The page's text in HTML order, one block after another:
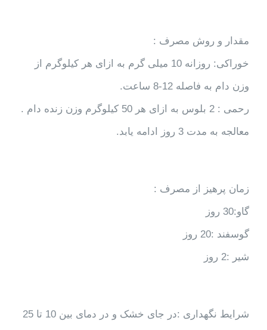
مقدار و روش مصرف :
خوراکی: روزانه 10 میلی گرم به ازای هر کیلوگرم از
وزن دام به فاصله 12-8 ساعت.
رحمی : 2 بلوس به ازای هر 50 کیلوگرم وزن زنده دام .
معالجه به مدت 3 روز ادامه یابد.
زمان پرهیز از مصرف :
گاو:30 روز
گوسفند :20 روز
شیر :2 روز
شرایط نگهداری :در جای خشک و در دمای بین 10 تا 25